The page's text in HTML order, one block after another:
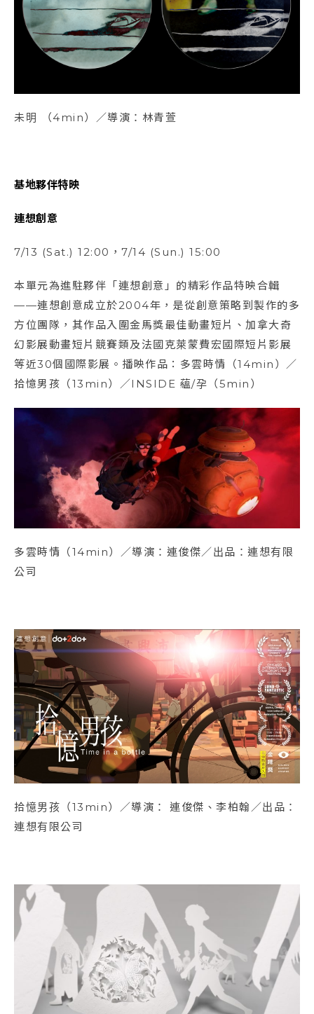
未明 （4min）／導演：林青萱
基地夥伴特映
連想創意
7/13 (Sat.) 12:00，7/14 (Sun.) 15:00
本單元為進駐夥伴「連想創意」的精彩作品特映合輯
——連想創意成立於2004年，是從創意策略到製作的多
方位團隊，其作品入圍金馬獎最佳動畫短片、加拿大奇
幻影展動畫短片競賽類及法國克萊蒙費宏國際短片影展
等近30個國際影展。播映作品：多雲時情（14min）／
拾憶男孩（13min）／INSIDE 蘊/孕（5min）
多雲時情（14min）／導演：連俊傑／出品：連想有限
公司
拾憶男孩（13min）／導演： 連俊傑、李柏翰／出品：
連想有限公司